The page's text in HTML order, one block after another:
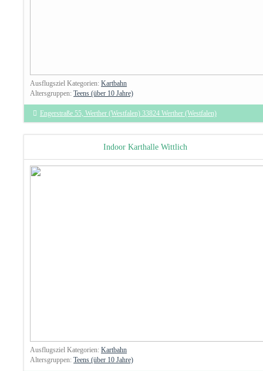
Ausflugsziel Kategorien:Kartbahn
Altersgruppen:Teens (über 10 Jahre)
Engerstraße 55, Werther (Westfalen) 33824 Werther (Westfalen)
Indoor Karthalle Wittlich
Ausflugsziel Kategorien:Kartbahn
Altersgruppen:Teens (über 10 Jahre)